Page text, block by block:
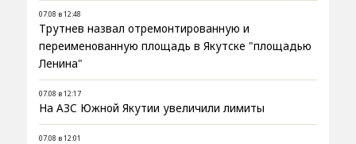
07.08 в 12:48
Трутнев назвал отремонтированную и
переименованную площадь в Якутске "площадью
Ленина"
07.08 в 12:17
На АЗС Южной Якутии увеличили лимиты
07.08 в 12:01